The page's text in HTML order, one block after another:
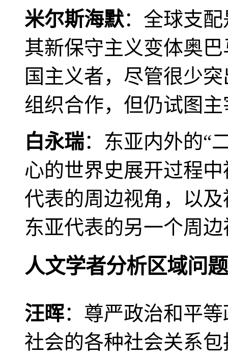
米尔斯海默：全球支
其新保守主义变体奥
国主义者，尽管很少
组织合作，但仍试图
白永瑞：东亚内外的“
心的世界史展开过程
代表的周边视角，以
东亚代表的另一个周
人文学者分析区域问题
汪晖：尊严政治和平
社会的各种社会关系